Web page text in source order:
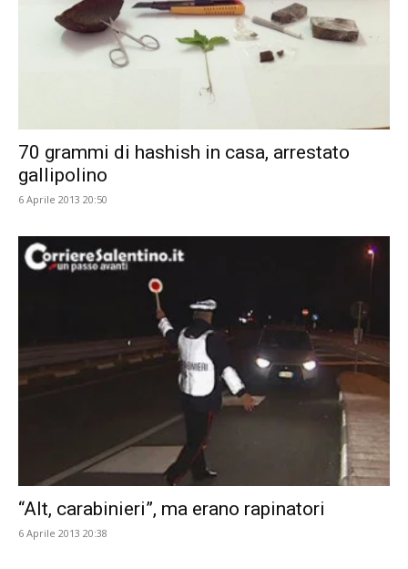
70 grammi di hashish in casa, arrestato
gallipolino
6 Aprile 2013 20:50
“Alt, carabinieri”, ma erano rapinatori
6 Aprile 2013 20:38